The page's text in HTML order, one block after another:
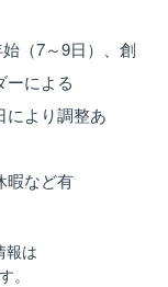
（7～9日）、創
による
により調整あ
暇など有
報は
。